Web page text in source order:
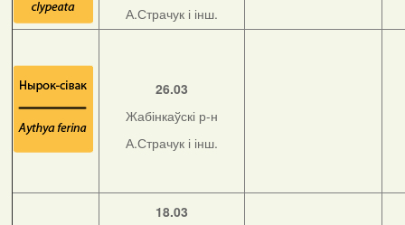
А.Страчук і інш.
26.03
Жабінкаўскі р-н
А.Страчук і інш.
18.03